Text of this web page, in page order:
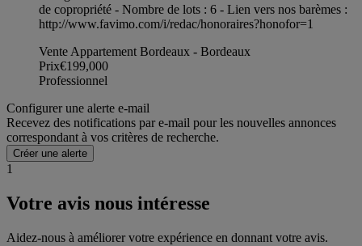
de copropriété - Nombre de lots : 6 - Lien vers nos barèmes :
http://www.favimo.com/i/redac/honoraires?honofor=1
Vente Appartement Bordeaux - Bordeaux
Prix€199,000
Professionnel
Configurer une alerte e-mail
Recevez des notifications par e-mail pour les nouvelles annonces
correspondant à vos critères de recherche.
Créer une alerte
1
Votre avis nous intéresse
Aidez-nous à améliorer votre expérience en donnant votre avis.